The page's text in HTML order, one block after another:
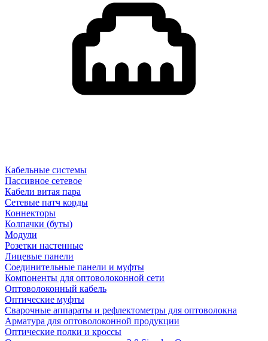
Кабельные системы
Пассивное сетевое
Кабели витая пара
Сетевые патч корды
Коннекторы
Колпачки (буты)
Модули
Розетки настенные
Лицевые панели
Соединительные панели и муфты
Компоненты для оптоволоконной сети
Оптоволоконный кабель
Оптические муфты
Сварочные аппараты и рефлектометры для оптоволокна
Арматура для оптоволоконной продукции
Оптические полки и кроссы